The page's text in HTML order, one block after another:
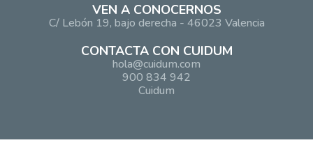
VEN A CONOCERNOS
C/ Lebón 19, bajo derecha - 46023 Valencia
CONTACTA CON CUIDUM
hola@cuidum.com
900 834 942
Cuidum